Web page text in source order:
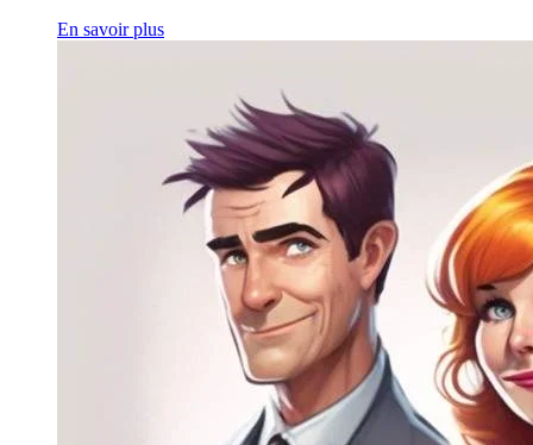
En savoir plus